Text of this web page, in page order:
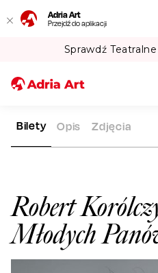
Adria Art
Przejdź do aplikacji
Sprawdź
ADRIA ART ARTYŚCI
Robert
Młodych
Bilety Opis Zdjęcia